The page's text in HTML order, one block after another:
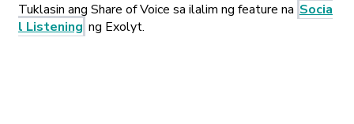
Tuklasin ang Share of Voice sa ilalim ng feature na Socia
l Listening ng Exolyt.